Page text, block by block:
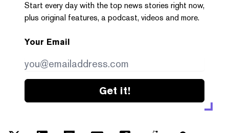
Start every day with the top news stories right now,
plus original features, a podcast, videos and more.
Your Email
Get it!